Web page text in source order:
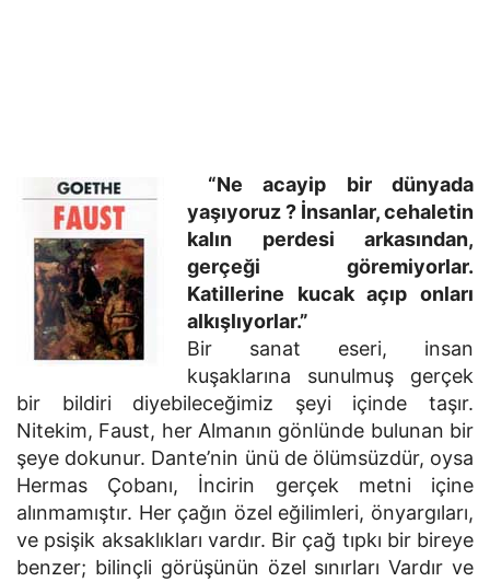
“Ne acayip bir dünyada
yaşıyoruz ? İnsanlar, cehaletin
kalın perdesi arkasından,
gerçeği göremiyorlar.
Katillerine kucak açıp onları
alkışlıyorlar.”
Bir sanat eseri, insan
kuşaklarına sunulmuş gerçek
bir bildiri diyebileceğimiz şeyi içinde taşır.
Nitekim, Faust, her Almanın gönlünde bulunan bir
şeye dokunur. Dante’nin ünü de ölümsüzdür, oysa
Hermas Çobanı, İncirin gerçek metni içine
alınmamıştır. Her çağın özel eğilimleri, önyargıları,
ve psişik aksaklıkları vardır. Bir çağ tıpkı bir bireye
benzer; bilinçli görüşünün özel sınırları Vardır ve